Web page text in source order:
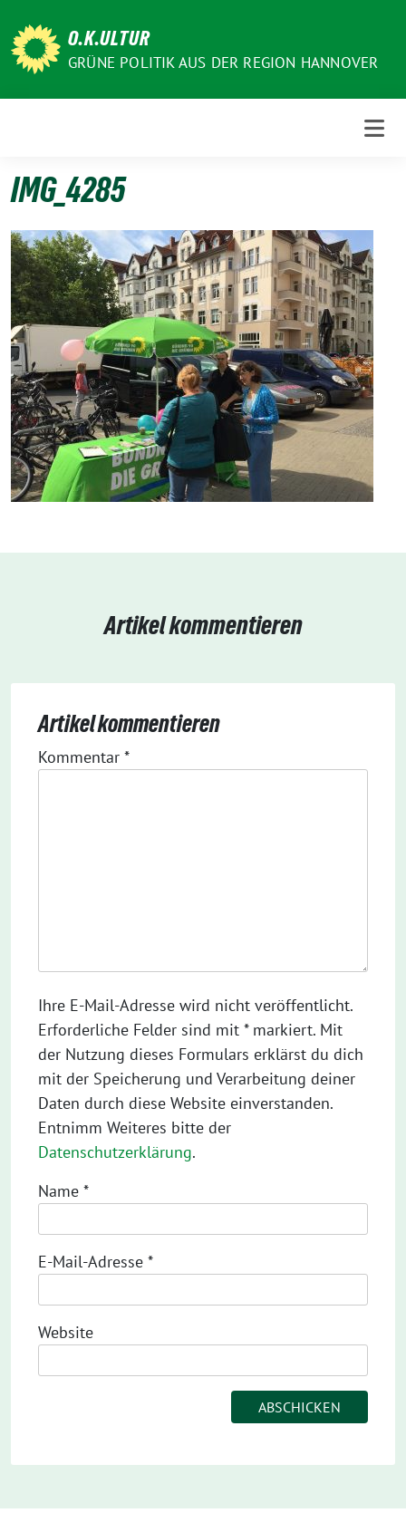
zum
Inhalt
O.K.ULTUR
GRÜNE POLITIK AUS DER REGION HANNOVER
IMG_4285
Artikel kommentieren
Artikel kommentieren
Kommentar *
Ihre E-Mail-Adresse wird nicht veröffentlicht.
Erforderliche Felder sind mit * markiert. Mit
der Nutzung dieses Formulars erklärst du dich
mit der Speicherung und Verarbeitung deiner
Daten durch diese Website einverstanden.
Entnimm Weiteres bitte der
Datenschutzerklärung.
Name *
E-Mail-Adresse *
Website